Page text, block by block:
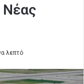
Νέας
λεπτό